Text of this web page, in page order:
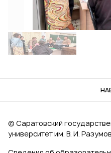
© Саратовский
университет им. В. И.